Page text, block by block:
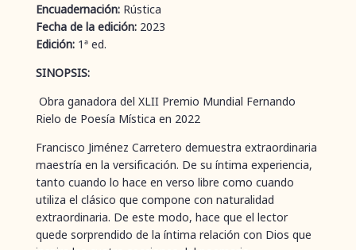
Encuadernación:Rústica
Fecha de la edición:2023
Edición:1ª ed.
SINOPSIS:
Obra ganadora del XLII Premio Mundial Fernando
Rielo de Poesía Mística en 2022
Francisco Jiménez Carretero demuestra extraordinaria
maestría en la versificación. De su íntima experiencia,
tanto cuando lo hace en verso libre como cuando
utiliza el clásico que compone con naturalidad
extraordinaria. De este modo, hace que el lector
quede sorprendido de la íntima relación con Dios que